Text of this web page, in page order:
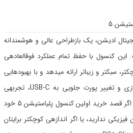
5
5 اسلیم دیجیتال ادیشن، یک بازطراحی عالی و هوشمندانه
کنسول با حفظ تمام عملکرد فوقالعادهی
سبکتر و زیباتر ارائه میدهد و با بهبودهایی
مانند افزایش فضای ذخیرهسازی و تغییر پورت جلویی به USB-C، تجربهی
کاربری را بهبود بخشیده است. اگر قصد خرید اولین کنسول پلیاستیشن 5 خود
ندارید، یا اگر اندازهی کوچکتر برایتان